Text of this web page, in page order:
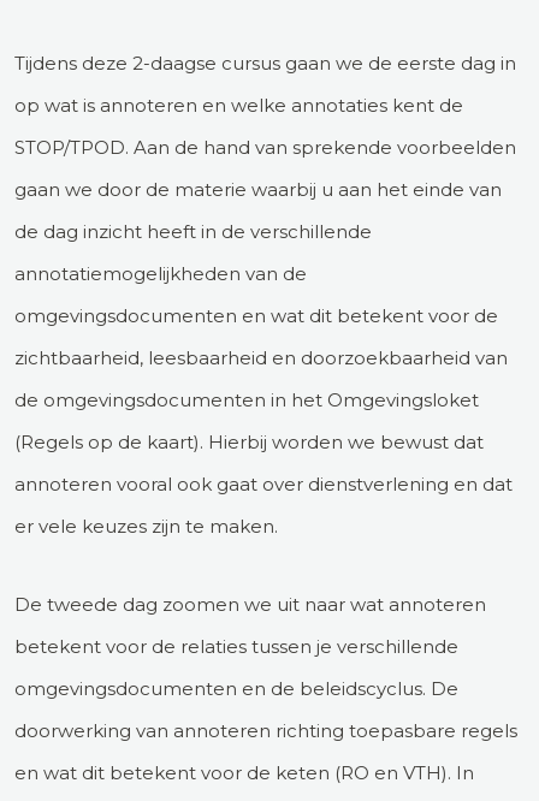
Tijdens deze 2-daagse cursus gaan we de eerste dag in
op wat is annoteren en welke annotaties kent de
STOP/TPOD. Aan de hand van sprekende voorbeelden
gaan we door de materie waarbij u aan het einde van
de dag inzicht heeft in de verschillende
annotatiemogelijkheden van de
omgevingsdocumenten en wat dit betekent voor de
zichtbaarheid, leesbaarheid en doorzoekbaarheid van
de omgevingsdocumenten in het Omgevingsloket
(Regels op de kaart). Hierbij worden we bewust dat
annoteren vooral ook gaat over dienstverlening en dat
er vele keuzes zijn te maken.
De tweede dag zoomen we uit naar wat annoteren
betekent voor de relaties tussen je verschillende
omgevingsdocumenten en de beleidscyclus. De
doorwerking van annoteren richting toepasbare regels
en wat dit betekent voor de keten (RO en VTH). In